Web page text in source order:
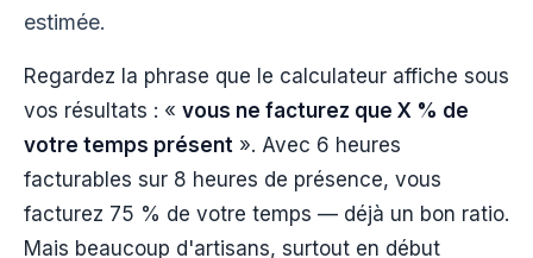
estimée.
Regardez la phrase que le calculateur affiche sous
vos résultats : « vous ne facturez que X % de
votre temps présent ». Avec 6 heures
facturables sur 8 heures de présence, vous
facturez 75 % de votre temps — déjà un bon ratio.
Mais beaucoup d'artisans, surtout en début